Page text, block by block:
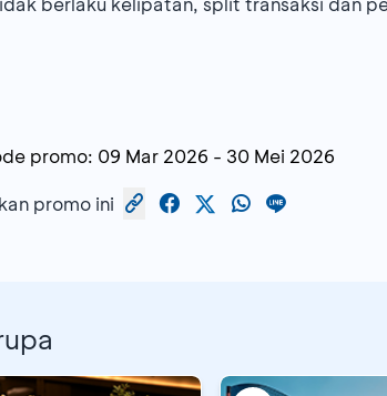
promo: 09 Mar 2026 - 30 Mei 2026
promo ini